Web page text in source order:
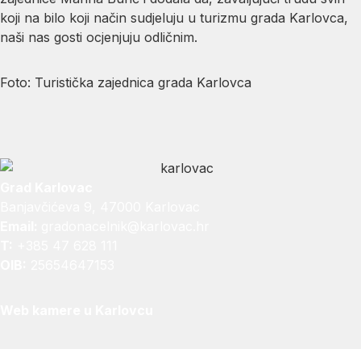
koji na bilo koji način sudjeluju u turizmu grada Karlovca,
naši nas gosti ocjenjuju odličnim.
Foto: Turistička zajednica grada Karlovca